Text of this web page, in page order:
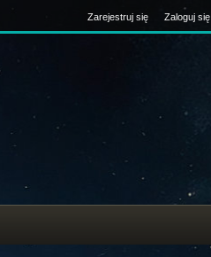
Zarejestruj się Zaloguj się